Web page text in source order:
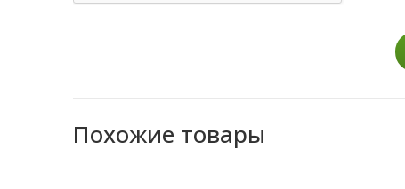
Похожие товары